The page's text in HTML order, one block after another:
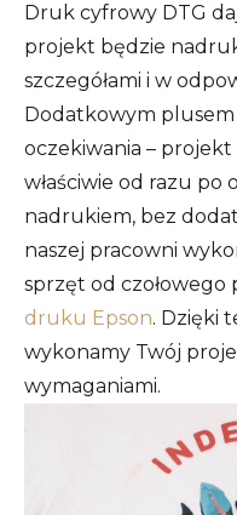
Druk cyfrowy DTG
projekt będzie
szczegółami i w
Dodatkowym
oczekiwania –
właściwie od razu
nadrukiem, bez
naszej pracowni
sprzęt od
druku Epson. Dzięki
wykonamy Twój
wymaganiami.